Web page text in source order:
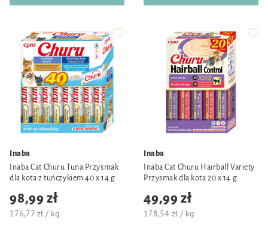
Inaba
Inaba Cat Churu Tuna Przysmak
dla kota z tuńczykiem 40 x 14 g
98,99 zł
176,77 zł / kg
Inaba
Inaba Cat Churu Hairball Variety
Przysmak dla kota 20 x 14 g
49,99 zł
178,54 zł / kg